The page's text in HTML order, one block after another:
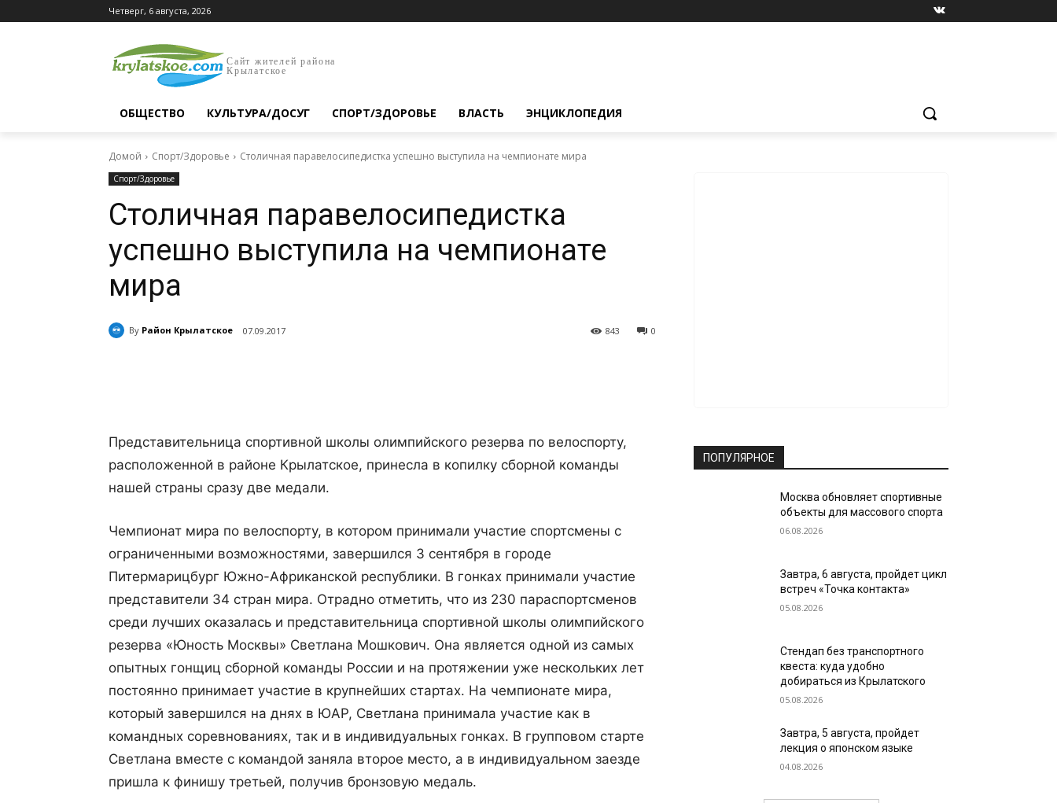
Четверг, 6 августа, 2026
Сайт жителей района
Крылатское
ОБЩЕСТВО КУЛЬТУРА/ДОСУГ СПОРТ/ЗДОРОВЬЕ ВЛАСТЬ ЭНЦИКЛОПЕДИЯ
Домой Спорт/Здоровье Столичная паравелосипедистка успешно выступила на чемпионате мира
Спорт/Здоровье
Столичная паравелосипедистка
успешно выступила на чемпионате
мира
By Район Крылатское 07.09.2017 0
843
Представительница спортивной школы олимпийского резерва по велоспорту,
расположенной в районе Крылатское, принесла в копилку сборной команды
нашей страны сразу две медали.
Чемпионат мира по велоспорту, в котором принимали участие спортсмены с
ограниченными возможностями, завершился 3 сентября в городе
Питермарицбург Южно-Африканской республики. В гонках принимали участие
представители 34 стран мира. Отрадно отметить, что из 230 параспортсменов
среди лучших оказалась и представительница спортивной школы олимпийского
резерва «Юность Москвы» Светлана Мошкович. Она является одной из самых
опытных гонщиц сборной команды России и на протяжении уже нескольких лет
постоянно принимает участие в крупнейших стартах. На чемпионате мира,
который завершился на днях в ЮАР, Светлана принимала участие как в
командных соревнованиях, так и в индивидуальных гонках. В групповом старте
Светлана вместе с командой заняла второе место, а в индивидуальном заезде
пришла к финишу третьей, получив бронзовую медаль.
ПОПУЛЯРНОЕ
Москва обновляет спортивные
объекты для массового спорта
06.08.2026
Завтра, 6 августа, пройдет цикл
встреч «Точка контакта»
05.08.2026
Стендап без транспортного
квеста: куда удобно
добираться из Крылатского
05.08.2026
Завтра, 5 августа, пройдет
лекция о японском языке
04.08.2026